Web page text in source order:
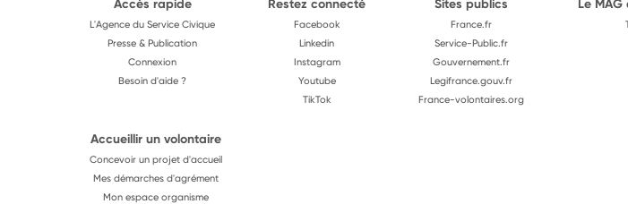
Accès rapide
L'Agence du Service Civique
Presse & Publication
Connexion
Besoin d'aide ?
Restez connecté
Facebook
Linkedin
Instagram
Youtube
TikTok
Sites publics
France.fr
Service-Public.fr
Gouvernement.fr
Legifrance.gouv.fr
France-volontaires.org
Le
Accueillir un volontaire
Concevoir un projet d'accueil
Mes démarches d'agrément
Mon espace organisme